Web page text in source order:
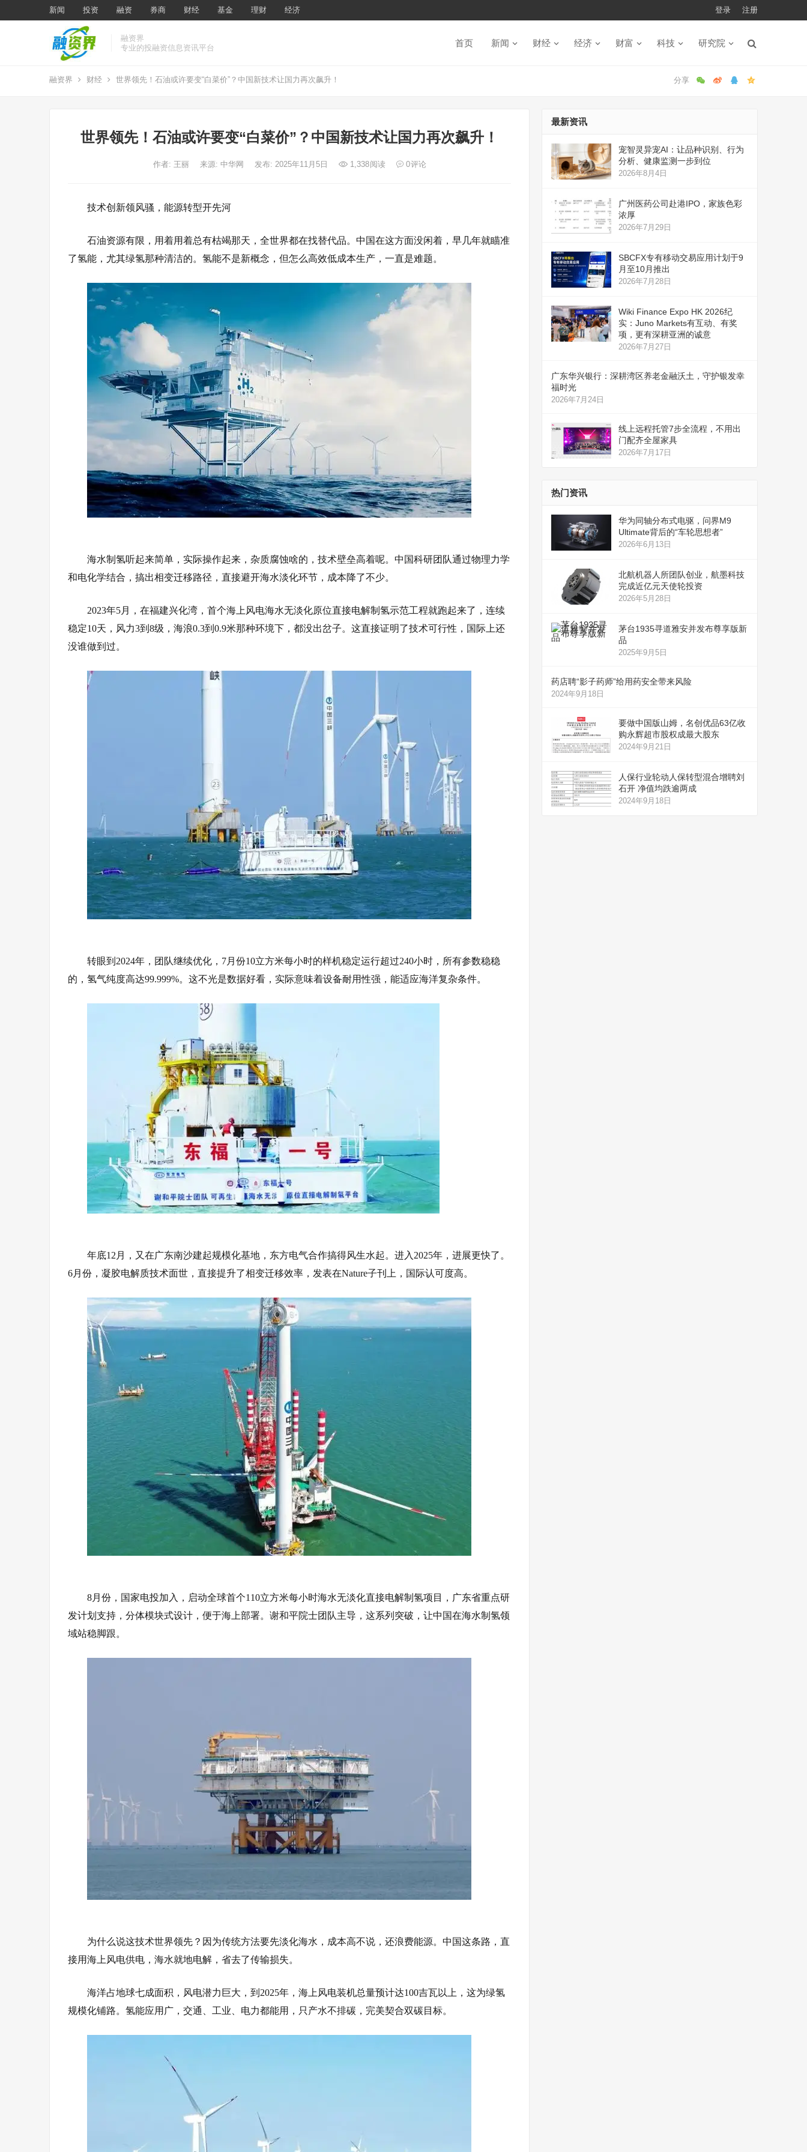
新闻 投资 融资 券商 财经 基金 理财 经济 登录 注册
融资界
专业的投融资信息资讯平台
首页 新闻 财经 经济 财富 科技 研究院
融资界 财经 世界领先！石油或许要变“白菜价”？中国新技术让国力再次飙升！
世界领先！石油或许要变“白菜价”？中国新技术让国力再次飙升！
作者: 王丽 来源: 中华网 发布: 2025年11月5日 1,338阅读 0评论
技术创新领风骚，能源转型开先河
石油资源有限，用着用着总有枯竭那天，全世界都在找替代品。中国在这方面没闲着，早几年就瞄准
了氢能 ，尤其绿氢那种清洁的。氢能不是新概念，但怎么高效低成本生产，一直是难题。
海水制氢听起来简单，实际操作起来，杂质腐蚀啥的，技术壁垒高着呢。中国科研团队通过物理力学
和电化学结合，搞出相变迁移路径，直接避开海水淡化环节，成本降了不少。
2023年5月，在福建兴化湾，首个海上风电海水无淡化原位直接电解制氢示范工程就跑起来了，连续
稳定10天，风力3到8级，海浪0.3到0.9米那种环境下，都没出岔子。这直接证明了技术可行性，国际上还
没谁做到过。
转眼到2024年，团队继续优化，7月份10立方米每小时的样机稳定运行超过240小时，所有参数稳稳
的， 氢气纯度高达99.999%。这不光是数据好看，实际意味着设备耐用性强，能适应海洋复杂条件。
年底12月，又在广东南沙建起规模化基地， 东方电气合作搞得风生水起。进入2025年，进展更快了。
6月份，凝胶电解质技术面世，直接提升了相变迁移效率，发表在Nature子刊上，国际认可度高。
8月份， 国家电投加入，启动全球首个110立方米每小时海水无淡化直接电解制氢项目， 广东省重点研
发计划支持，分体模块式设计，便于海上部署。 谢和平院士团队主导，这系列突破，让中国在海水制氢领
域站稳脚跟。
为什么说这技术世界领先？因为传统方法要先淡化海水，成本高不说，还浪费能源。中国这条路，直
接用海上风电供电，海水就地电解，省去了传输损失。
海洋占地球七成面积，风电潜力巨大，到2025年，海上风电装机总量预计达100吉瓦以上，这为绿氢
规模化铺路。氢能应用广，交通、工业、电力都能用，只产水不排碳，完美契合双碳目标。
最新资讯
宠智灵异宠AI：让品种识别、行为
分析、健康监测一步到位
2026年8月4日
广州医药公司赴港IPO，家族色彩
浓厚
2026年7月29日
SBCFX专有移动交易应用计划于9
月至10月推出
2026年7月28日
Wiki Finance Expo HK 2026纪
实：Juno Markets有互动、有奖
项，更有深耕亚洲的诚意
2026年7月27日
广东华兴银行：深耕湾区养老金融沃土，守护银发幸
福时光
2026年7月24日
线上远程托管7步全流程，不用出
门配齐全屋家具
2026年7月17日
热门资讯
华为同轴分布式电驱，问界M9
Ultimate背后的“车轮思想者”
2026年6月13日
北航机器人所团队创业，航墨科技
完成近亿元天使轮投资
2026年5月28日
茅台1935寻道雅安并发布尊享版新
品
2025年9月5日
药店聘“影子药师”给用药安全带来风险
2024年9月18日
要做中国版山姆，名创优品63亿收
购永辉超市股权成最大股东
2024年9月21日
人保行业轮动人保转型混合增聘刘
石开 净值均跌逾两成
2024年9月18日